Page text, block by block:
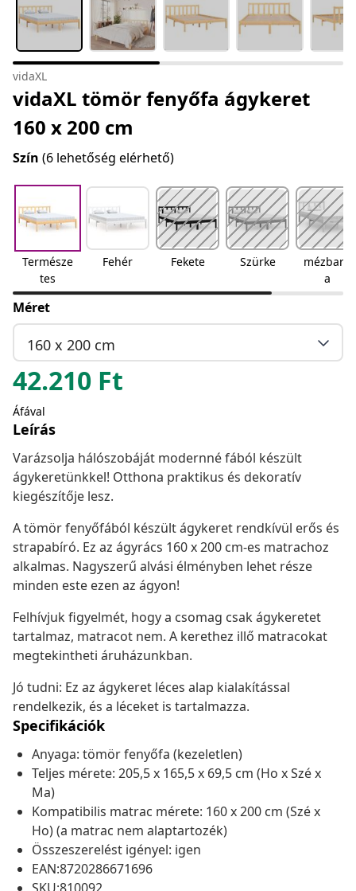
vidaXL
vidaXL tömör fenyőfa ágykeret
160 x 200 cm
Szín (6 lehetőség elérhető)
Természe
tes
Fehér Fekete Szürke
mézbarn
a
Méret
160 x 200 cm
42.210 Ft
Áfával
Leírás
Varázsolja hálószobáját modernné fából készült
ágykeretünkkel! Otthona praktikus és dekoratív
kiegészítője lesz.
A tömör fenyőfából készült ágykeret rendkívül erős és
strapabíró. Ez az ágyrács 160 x 200 cm-es matrachoz
alkalmas. Nagyszerű alvási élményben lehet része
minden este ezen az ágyon!
Felhívjuk figyelmét, hogy a csomag csak ágykeretet
tartalmaz, matracot nem. A kerethez illő matracokat
megtekintheti áruházunkban.
Jó tudni: Ez az ágykeret léces alap kialakítással
rendelkezik, és a léceket is tartalmazza.
Specifikációk
Anyaga: tömör fenyőfa (kezeletlen)
Teljes mérete: 205,5 x 165,5 x 69,5 cm (Ho x Szé x
Ma)
Kompatibilis matrac mérete: 160 x 200 cm (Szé x
Ho) (a matrac nem alaptartozék)
Összeszerelést igényel: igen
EAN:8720286671696